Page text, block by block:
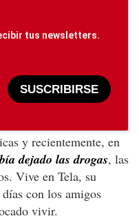
tus newsletters.
SUSCRIBIRSE
y recientemente, en
dejado las drogas, las
Vive en Tela, su
con los amigos
vivir.